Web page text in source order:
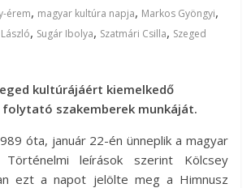
érem, magyar kultúra napja, Markos Gyöngyi,
, Sugár Ibolya, Szatmári Csilla, Szeged
kultúrájáért kiemelkedő
szakemberek munkáját.
óta, január 22-én ünneplik a magyar
Történelmi leírások szerint Kölcsey
ezt a napot jelölte meg a Himnusz